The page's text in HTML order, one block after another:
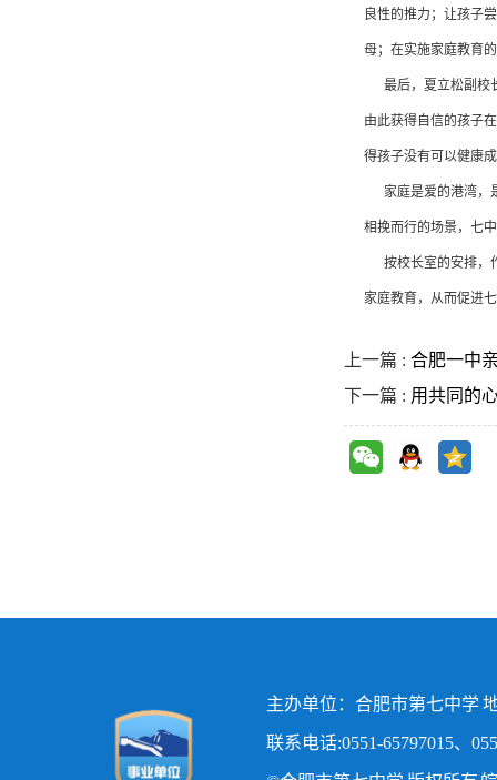
良性的推力；让孩子
母；在实施家庭教育
最后，夏立松副校
由此获得自信的孩子
得孩子没有可以健康
家庭是爱的港湾，
相挽而行的场景，七
按校长室的安排，
家庭教育，从而促进
上一篇 : 合肥一中
下一篇 : 用共同的
主办单位：合肥市第七中学
联系电话:0551-65797015、